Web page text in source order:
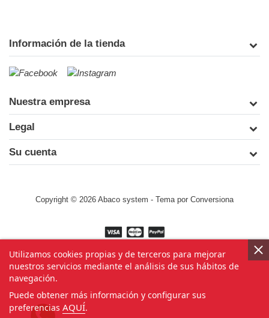
Información de la tienda
Nuestra empresa
Legal
Su cuenta
Utilizamos cookies propias y de terceros para mejorar
nuestros servicios mediante el análisis de sus hábitos de
navegación.
Puede obtener más información y configurar sus
preferencias AQUÍ.
Copyright © 2026 Abaco system - Tema por Conversiona